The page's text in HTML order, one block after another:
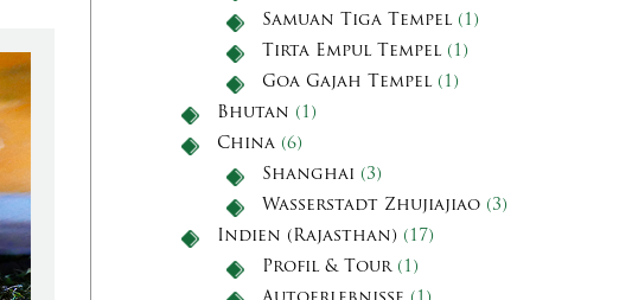
Samuan Tiga Tempel (1)
Tirta Empul Tempel (1)
Goa Gajah Tempel (1)
Bhutan (1)
China (6)
Shanghai (3)
Wasserstadt Zhujiajiao (3)
Indien (Rajasthan) (17)
Profil & Tour(1)